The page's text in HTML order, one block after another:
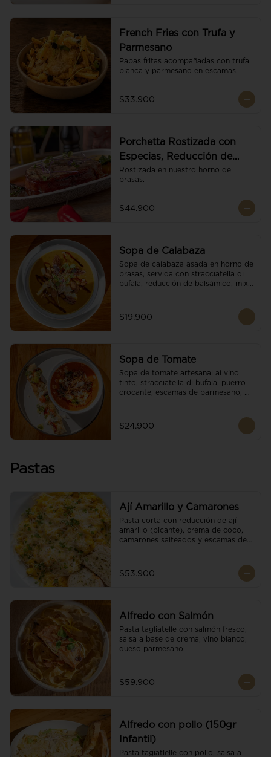
French Fries con Trufa y
Parmesano
Papas fritas acompañadas con trufa
blanca y parmesano en escamas.
$33.900
Porchetta Rostizada con
Especias, Reducción de
Panela y Vino
Rostizada en nuestro horno de
brasas.
$44.900
Sopa de Calabaza
Sopa de calabaza asada en horno de
brasas, servida con stracciatella di
bufala, reducción de balsámico, mix
$19.900
Sopa de Tomate
Sopa de tomate artesanal al vino
tinto, stracciatella di bufala, puerro
crocante, escamas de parmesano,
Acompañado de un tostón de pan
focaccia.
$24.900
Pastas
Ají Amarillo y Camarones
Pasta corta con reducción de ají
amarillo (picante), crema de coco,
camarones salteados y escamas de
$53.900
Alfredo con Salmón
Pasta tagliatelle con salmón fresco,
salsa a base de crema, vino blanco,
queso parmesano.
$59.900
Alfredo con pollo (150gr
Infantil)
Pasta tagiatlelle con pollo, salsa a